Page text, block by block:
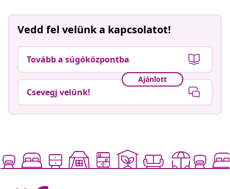
Vedd fel velünk a kapcsolatot!
Tovább a súgóközpontba
Ajánlott
Csevegj velünk!